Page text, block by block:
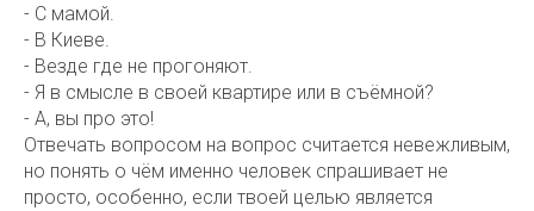
- С мамой.
- В Киеве.
- Везде где не прогоняют.
- Я в смысле в своей квартире или в съёмной?
- А, вы про это!
Отвечать вопросом на вопрос считается невежливым,
но понять о чём именно человек спрашивает не
просто, особенно, если твоей целью является